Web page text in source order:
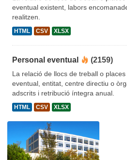
eventual existent, labors
realitzen.
HTML CSV XLSX
Personal eventual (2159)
La relació de llocs de treball o
eventual, entitat, centre directiu o
adscrits i retribució íntegra anual.
HTML CSV XLSX